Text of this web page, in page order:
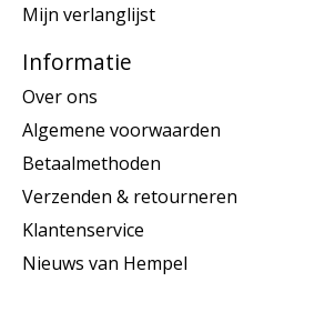
Mijn verlanglijst
Informatie
Over ons
Algemene voorwaarden
Betaalmethoden
Verzenden & retourneren
Klantenservice
Nieuws van Hempel